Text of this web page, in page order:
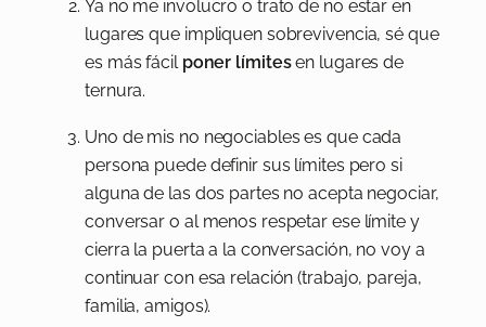
Ya no me involucro o trato de no estar en
lugares que impliquen sobrevivencia, sé que
es más fácil poner límitesen lugares de
ternura.
Uno de mis no negociables es que cada
persona puede definir sus límites pero si
alguna de las dos partes no acepta negociar,
conversar o al menos respetar ese límite y
cierra la puerta a la conversación, no voy a
continuar con esa relación (trabajo, pareja,
familia, amigos).